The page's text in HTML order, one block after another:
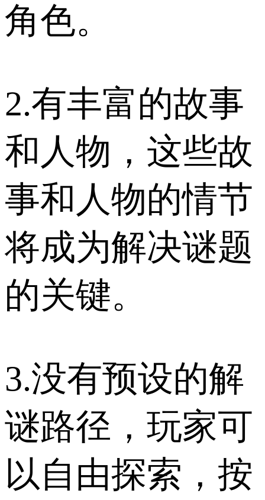
角色。
2.有丰富的故事
和人物，这些故
事和人物的情节
将成为解决谜题
的关键。
3.没有预设的解
谜路径，玩家可
以自由探索，按